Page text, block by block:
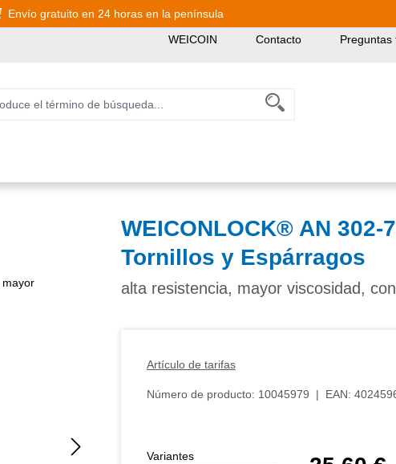
Envío gratuito en 24 horas en la península
WEICOIN Contacto Preguntas
WEICONLOCK® AN 302-
Tornillos y Espárragos
alta resistencia, mayor viscosidad,
Artículo de tarifas
Número de producto: 10045979 | EAN:
Variantes